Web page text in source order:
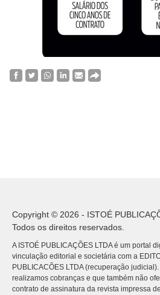
Copyright © 2026 - ISTOÉ
Todos os direitos reservados.
A ISTOÉ PUBLICAÇÕES LTDA é um portal
vinculação editorial e societária com a
PUBLICACÕES LTDA (recuperação
realizamos cobranças e que também não
contrato de assinatura da revista impressa